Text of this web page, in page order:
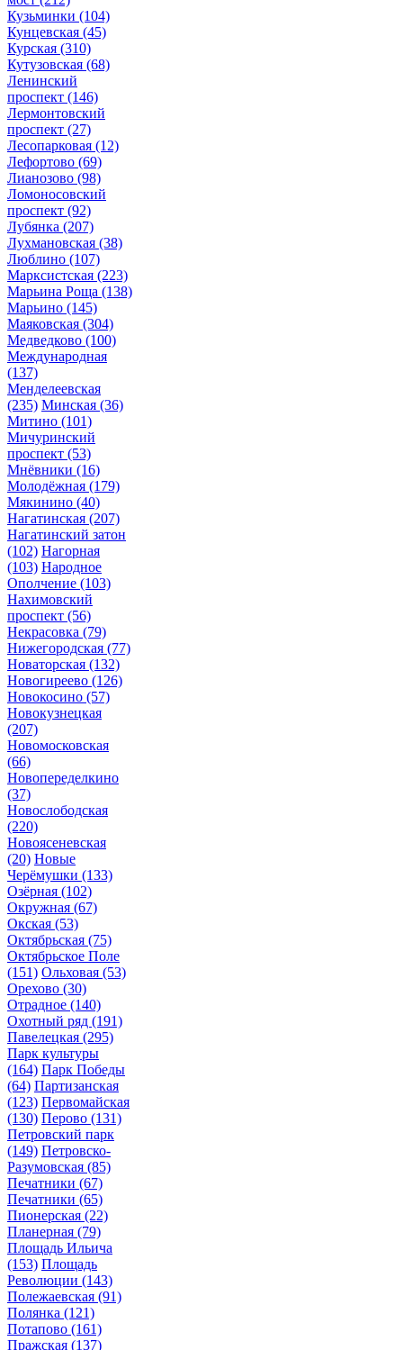
Кузьминки (104)
Кунцевская (45)
Курская (310)
Кутузовская (68)
Ленинский
проспект (146)
Лермонтовский
проспект (27)
Лесопарковая (12)
Лефортово (69)
Лианозово (98)
Ломоносовский
проспект (92)
Лубянка (207)
Лухмановская (38)
Люблино (107)
Марксистская (223)
Марьина Роща (138)
Марьино (145)
Маяковская (304)
Медведково (100)
Международная
(137)
Менделеевская
(235) Минская (36)
Митино (101)
Мичуринский
проспект (53)
Мнёвники (16)
Молодёжная (179)
Мякинино (40)
Нагатинская (207)
Нагатинский затон
(102) Нагорная
(103) Народное
Ополчение (103)
Нахимовский
проспект (56)
Некрасовка (79)
Нижегородская (77)
Новаторская (132)
Новогиреево (126)
Новокосино (57)
Новокузнецкая
(207)
Новомосковская
(66)
Новопеределкино
(37)
Новослободская
(220)
Новоясеневская
(20) Новые
Черёмушки (133)
Озёрная (102)
Окружная (67)
Окская (53)
Октябрьская (75)
Октябрьское Поле
(151) Ольховая (53)
Орехово (30)
Отрадное (140)
Охотный ряд (191)
Павелецкая (295)
Парк культуры
(164) Парк Победы
(64) Партизанская
(123) Первомайская
(130) Перово (131)
Петровский парк
(149) Петровско-
Разумовская (85)
Печатники (67)
Печатники (65)
Пионерская (22)
Планерная (79)
Площадь Ильича
(153) Площадь
Революции (143)
Полежаевская (91)
Полянка (121)
Потапово (161)
Пражская (137)